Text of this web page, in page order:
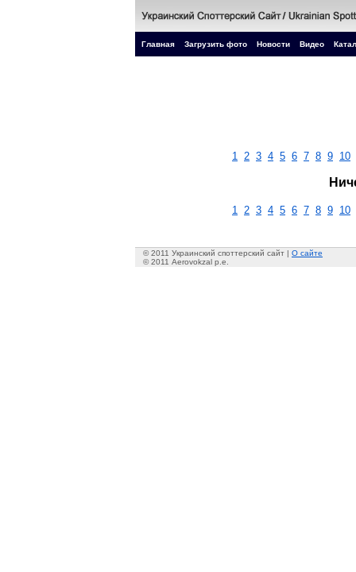
Главная Загрузить фото Новости Видео
1 2 3 4 5 6 7 8 9 10
1 2 3 4 5 6 7 8 9 10
© 2011 Украинский споттерский сайт | О сайте
© 2011 Aerovokzal p.e.